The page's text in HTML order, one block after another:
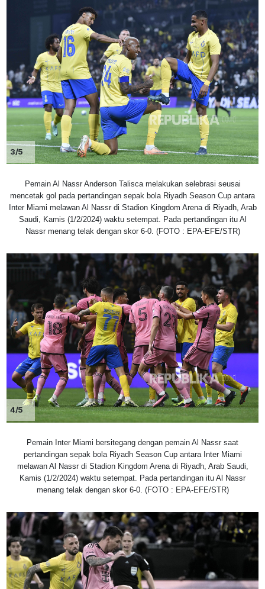
3/5
Pemain Al Nassr Anderson Talisca melakukan selebrasi seusai
mencetak gol pada pertandingan sepak bola Riyadh Season Cup antara
Inter Miami melawan Al Nassr di Stadion Kingdom Arena di Riyadh, Arab
Saudi, Kamis (1/2/2024) waktu setempat. Pada pertandingan itu Al
Nassr menang telak dengan skor 6-0. (FOTO : EPA-EFE/STR)
4/5
Pemain Inter Miami bersitegang dengan pemain Al Nassr saat
pertandingan sepak bola Riyadh Season Cup antara Inter Miami
melawan Al Nassr di Stadion Kingdom Arena di Riyadh, Arab Saudi,
Kamis (1/2/2024) waktu setempat. Pada pertandingan itu Al Nassr
menang telak dengan skor 6-0. (FOTO : EPA-EFE/STR)